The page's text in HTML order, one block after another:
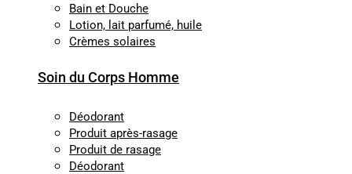
Bain et Douche
Lotion, lait parfumé, huile
Crèmes solaires
Soin du Corps Homme
Déodorant
Produit après-rasage
Produit de rasage
Déodorant